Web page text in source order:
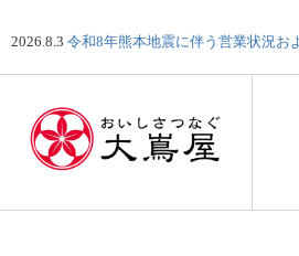
2026.8.3 令和8年熊本地震に伴う営業状況お